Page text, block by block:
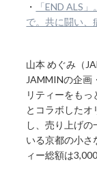
・
「END ALS
で。共に闘い、
山本 めぐみ（
JAMMINの企画
リティーをも
とコラボした
し、売り上げ
いる京都の小さ
ィー総額は